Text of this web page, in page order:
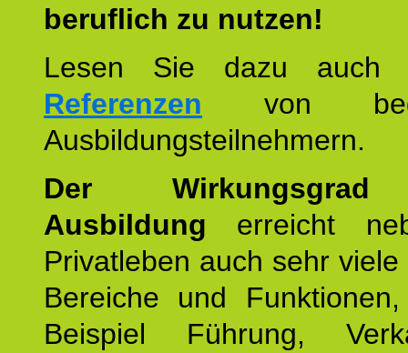
beruflich zu nutzen!
Lesen Sie dazu
Referenzen von
Ausbildungsteilnehmern.
Der
Ausbildung erreicht
Privatleben auch sehr
Bereiche und
Beispiel Führung,